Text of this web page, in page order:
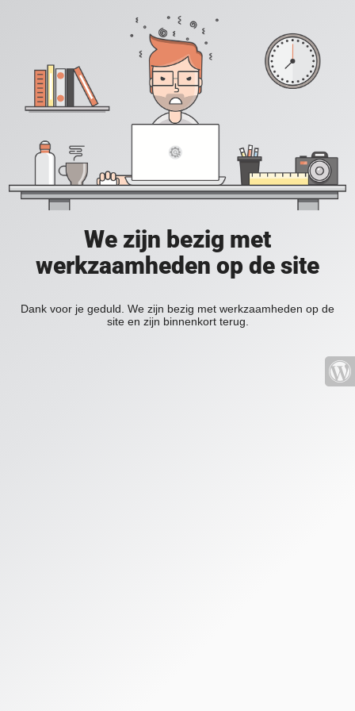
We zijn bezig met
werkzaamheden op de site
Dank voor je geduld. We zijn bezig met werkzaamheden op de
site en zijn binnenkort terug.